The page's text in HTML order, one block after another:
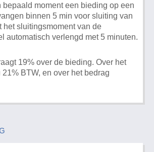
bepaald moment een bieding op een
binnen 5 min voor sluiting van
het sluitingsmoment van de
automatisch verlengd met 5 minuten.
19% over de bieding. Over het
BTW, en over het bedrag